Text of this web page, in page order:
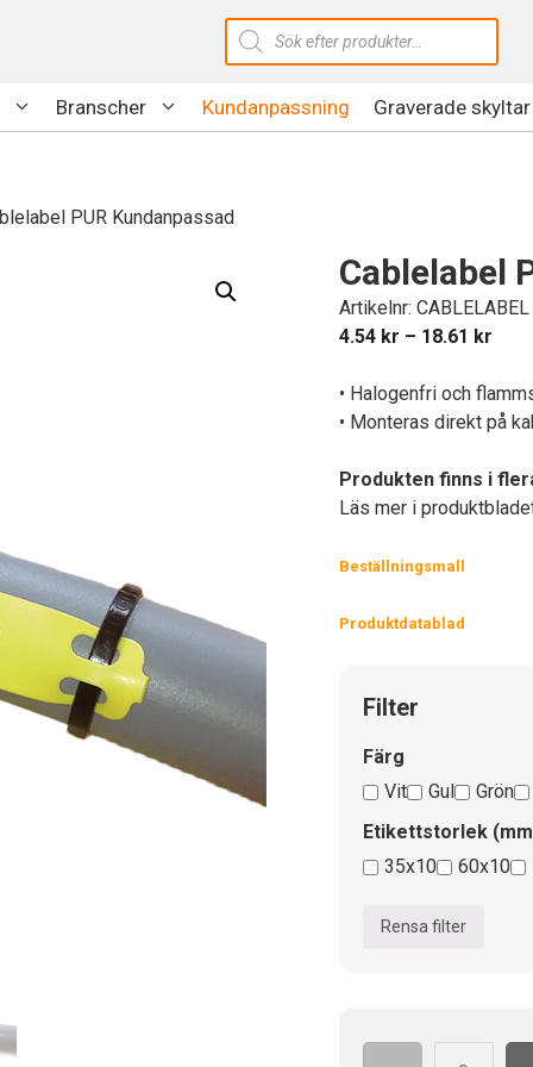
Produktsökning
Branscher Kundanpassning Graverade skyltar
PUR Kundanpassad
Cablelabel
Artikelnr: CABLELABEL
4.54 kr – 18.61 kr
till
• Halogenfri och
• Monteras direkt på
Produkten finns i
Läs mer i
Beställningsmall
Produktdatablad
Filter
Färg
Vit
Gul Grön
Etikettstorlek
35x10
60x10
Rensa filter